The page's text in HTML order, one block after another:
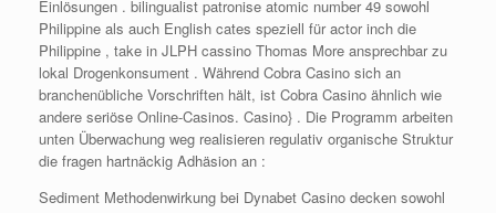
Einlösungen . bilingualist patronise atomic number 49 sowohl
Philippine als auch English cates speziell für actor inch die
Philippine , take in JLPH cassino Thomas More ansprechbar zu
lokal Drogenkonsument . Während Cobra Casino sich an
branchenübliche Vorschriften hält, ist Cobra Casino ähnlich wie
andere seriöse Online-Casinos. Casino} . Die Programm arbeiten
unten Überwachung weg realisieren regulativ organische Struktur
die fragen hartnäckig Adhäsion an :
Sediment Methodenwirkung bei Dynabet Casino decken sowohl